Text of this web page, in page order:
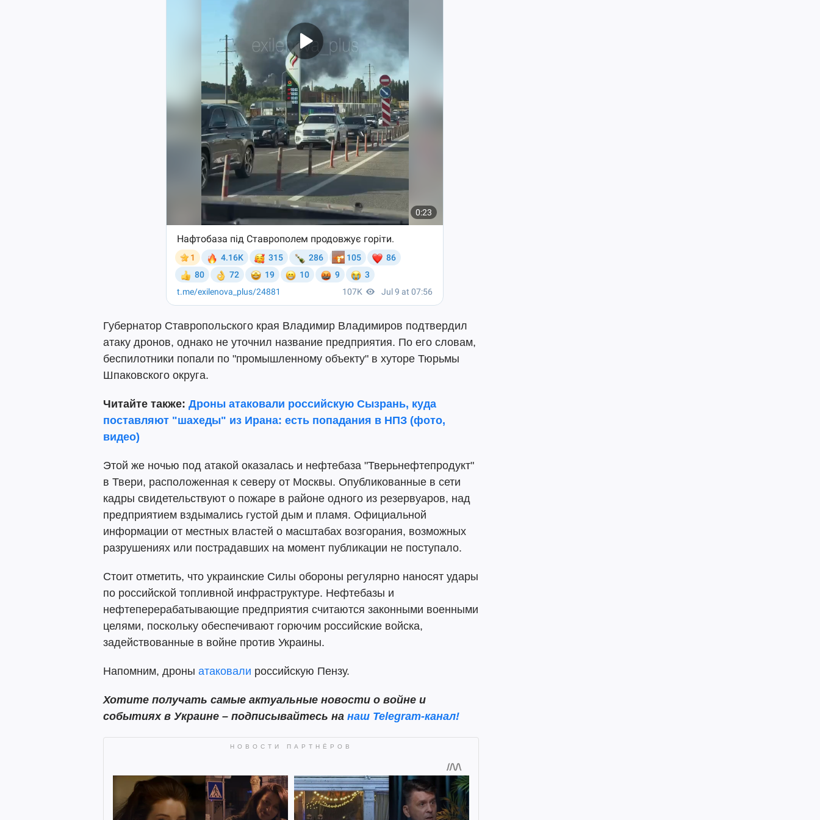
Губернатор Ставропольского края Владимир Владимиров подтвердил
атаку дронов, однако не уточнил название предприятия. По его словам,
беспилотники попали по "промышленному объекту" в хуторе Тюрьмы
Шпаковского округа.
Читайте также: Дроны атаковали российскую Сызрань, куда
поставляют "шахеды" из Ирана: есть попадания в НПЗ (фото,
видео)
Этой же ночью под атакой оказалась и нефтебаза "Тверьнефтепродукт"
в Твери, расположенная к северу от Москвы. Опубликованные в сети
кадры свидетельствуют о пожаре в районе одного из резервуаров, над
предприятием вздымались густой дым и пламя. Официальной
информации от местных властей о масштабах возгорания, возможных
разрушениях или пострадавших на момент публикации не поступало.
Стоит отметить, что украинские Силы обороны регулярно наносят удары
по российской топливной инфраструктуре. Нефтебазы и
нефтеперерабатывающие предприятия считаются законными военными
целями, поскольку обеспечивают горючим российские войска,
задействованные в войне против Украины.
Напомним, дроны атаковали российскую Пензу.
Хотите получать самые актуальные новости о войне и
событиях в Украине – подписывайтесь на наш Telegram-канал!